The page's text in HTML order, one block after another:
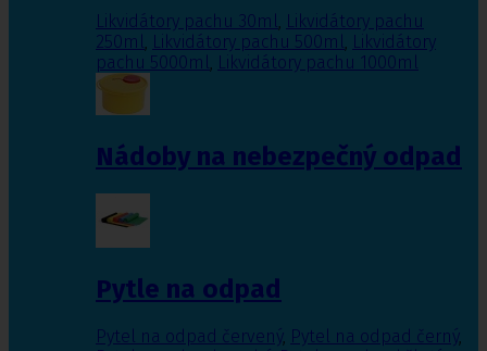
Likvidátory pachu 30ml, Likvidátory pachu
250ml, Likvidátory pachu 500ml, Likvidátory
pachu 5000ml, Likvidátory pachu 1000ml
Nádoby na nebezpečný odpad
Pytle na odpad
Pytel na odpad červený, Pytel na odpad černý,